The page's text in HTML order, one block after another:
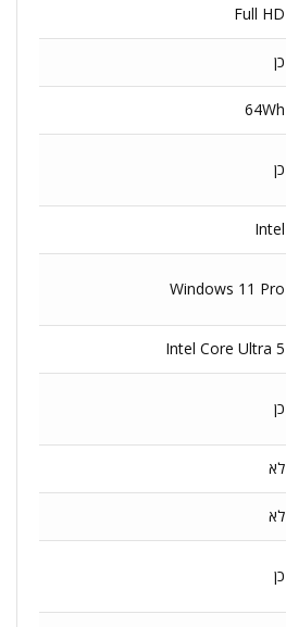
Full HD
כן
64Wh
כן
Intel
Windows 11 Pro
Intel Core Ultra 5
כן
לא
לא
כן